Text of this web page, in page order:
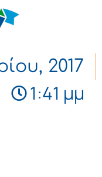
2017
1:41 μμ